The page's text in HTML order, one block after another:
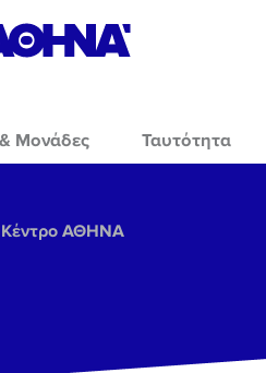
& Μονάδες Ταυτότητα
Κέντρο ΑΘΗΝΑ